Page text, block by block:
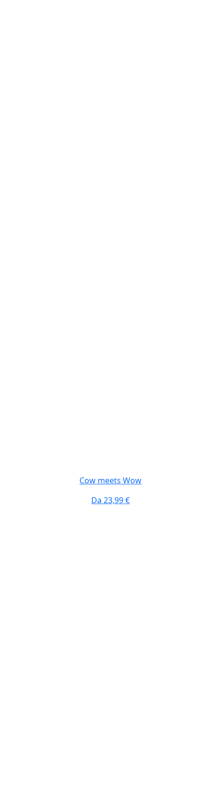
Cow meets Wow
Da 23,99 €